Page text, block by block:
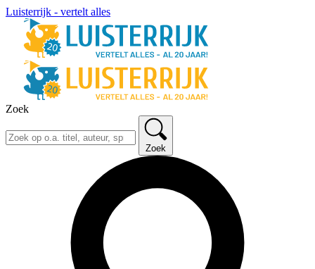
Luisterrijk - vertelt alles
Zoek
Zoek